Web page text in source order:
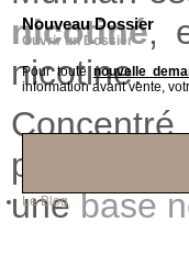
Nouveau Dossier
Ouvrir un Dossier
Pour toute nouvelle
information avant vente,
Le Blog
nicotiné,
nicotine.
produit
unebase